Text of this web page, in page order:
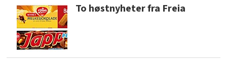
To høstnyheter fra Freia